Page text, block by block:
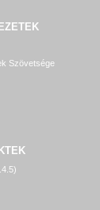
Szövetsége